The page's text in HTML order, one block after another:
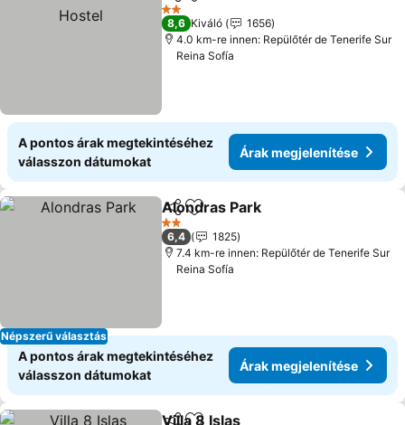
2 Kategória
8,6 Kiváló
1656
4.0 km-re innen: Repülőtér de Tenerife Sur
Reina Sofía
A pontos árak megtekintéséhez
válasszon dátumokat
Árak megjelenítése
Népszerű választás
MegosztásHozzáadás a kedvencekhez
Alondras Park
2 Kategória
6,4
1825
7.4 km-re innen: Repülőtér de Tenerife Sur
Reina Sofía
A pontos árak megtekintéséhez
válasszon dátumokat
Árak megjelenítése
Villa 8 Islas